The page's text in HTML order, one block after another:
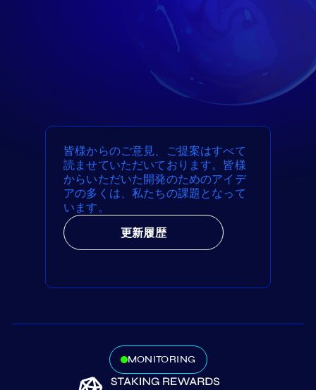
皆様からのご意見、ご提案はすべて
読ませていただいております。皆様
からいただいた開発のためのアイデ
アの多くは、私たちの課題となって
います。
更新履歴
MONITORING